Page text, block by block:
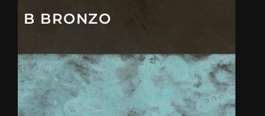
B BRONZO